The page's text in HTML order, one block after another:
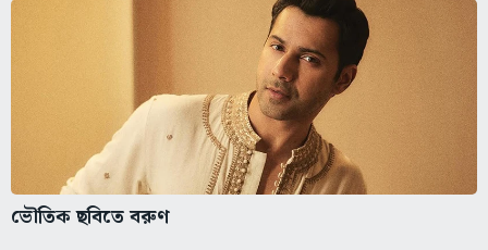
ভৌতিক ছবিতে বরুণ